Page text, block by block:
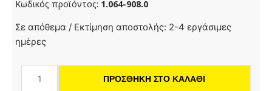
Κωδικός προϊόντος: 1.064-908.0
Σε απόθεμα / Εκτίμηση αποστολής: 2-4 εργάσιμες
ημέρες
HDS
5/13
Μηχάνημα
ΠΡΟΣΘΉΚΗ ΣΤΟ ΚΑΛΆΘΙ